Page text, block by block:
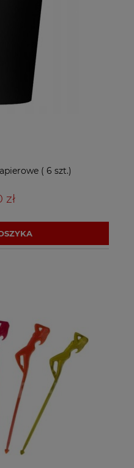
( 6 szt.)
zł